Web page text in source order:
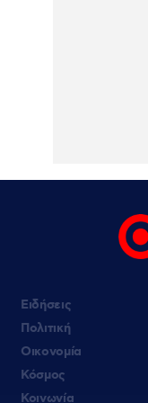
Ειδήσεις
Πολιτική
Οικονομία
Κόσμος
Κοινωνία